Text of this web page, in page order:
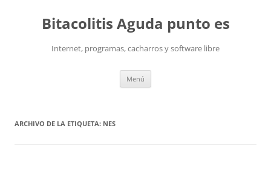
contenidoBitacolitis Aguda punto es
Internet, programas, cacharros y software libre
Menú
ARCHIVO DE LA ETIQUETA: NES